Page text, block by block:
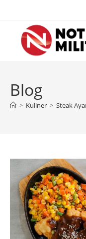
content
Blog
> Kuliner > Steak